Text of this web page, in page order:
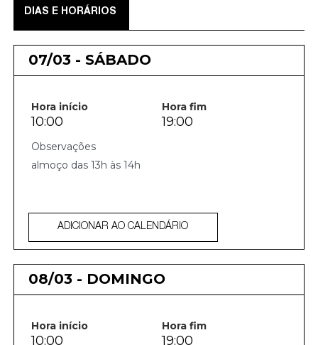
DIAS E HORÁRIOS
07/03 - SÁBADO
Hora início Hora fim
10:00 19:00
almoço das 13h às 14h
ADICIONAR AO CALENDÁRIO
08/03 - DOMINGO
Hora início Hora fim
10:00 19:00